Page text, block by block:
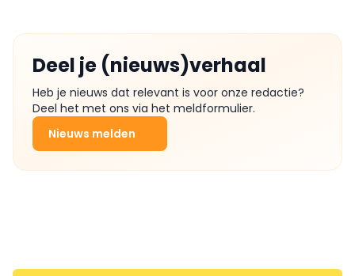
Deel je (nieuws)verhaal
Heb je nieuws dat relevant is voor onze redactie?
Deel het met ons via het meldformulier.
Nieuws melden